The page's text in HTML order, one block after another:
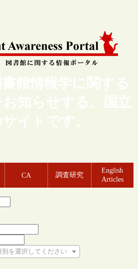
館情報学に関する
知らせする、国立
イトです。
CA 調査研究
English
Articles
を選択してください
てください